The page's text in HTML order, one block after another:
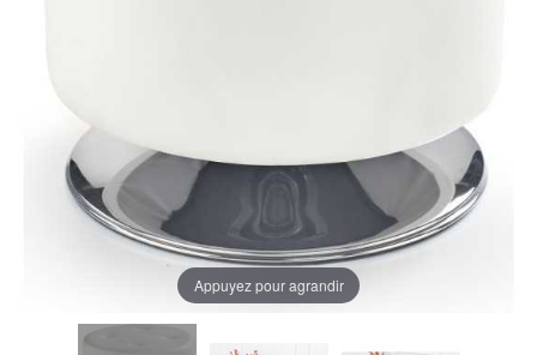
Appuyez pour agrandir